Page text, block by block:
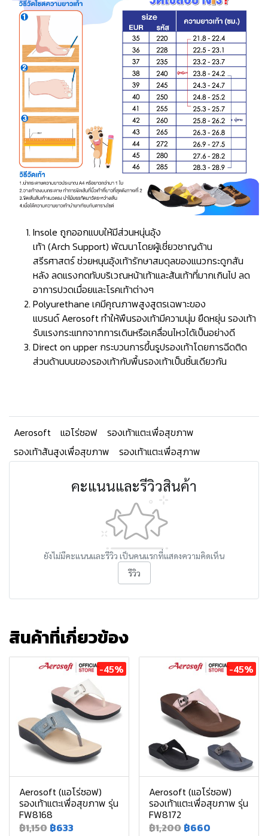
Insole ถูกออกแบบให้มีส่วนหนุ่นอุ้ง
เท้า (Arch Support) พัฒนาโดยผู้เชี่ยวชาญด้าน
สรีรศาสตร์ ช่วยหนุนอุ้งเท้ารักษาสมดุลของแนวกระดูกสัน
หลัง ลดแรงกดทับบริเวณหน้าเท้าและส้นเท้าที่มากเกินไป ลด
อาการปวดเมื่อยและโรคเท้าต่างๆ
Polyurethane เคมีคุณภาพสูงสูตรเฉพาะของ
แบรนด์ Aerosoft ทำให้พืนรองเท้ามีความนุ่ม ยืดหยุ่น รองเท้า
รับแรงกระแทกจากการเดินหรือเคลื่อนไหวได้เป็นอย่างดี
Direct on upper กระบวนการขึ้นรูปรองเท้าโดยการฉีดติด
ส่วนด้านบนของรองเท้ากับพื้นรองเท้าเป็นชิ้นเดียวกัน
Aerosoft แอโร่ซอฟ
รองเท้าแตะเพื่อสุขภาพ
รองเท้าส้นสูงเพื่อสุขภาพ
รองเท้าแตะเพื่อสุภาพ
คะแนนและรีวิวสินค้า
ยังไม่มีคะแนนและรีวิว เป็นคนแรกที่แสดงความคิดเห็น
รีวิว
สินค้าที่เกี่ยวข้อง
-45%
Aerosoft (แอโร่ซอฟ)
รองเท้าแตะเพื่อสุขภาพ รุ่น
FW8168
฿1,150 ฿633
-45%
Aerosoft (แอโร่ซอฟ)
รองเท้าแตะเพื่อสุขภาพ รุ่น
FW8172
฿1,200 ฿660